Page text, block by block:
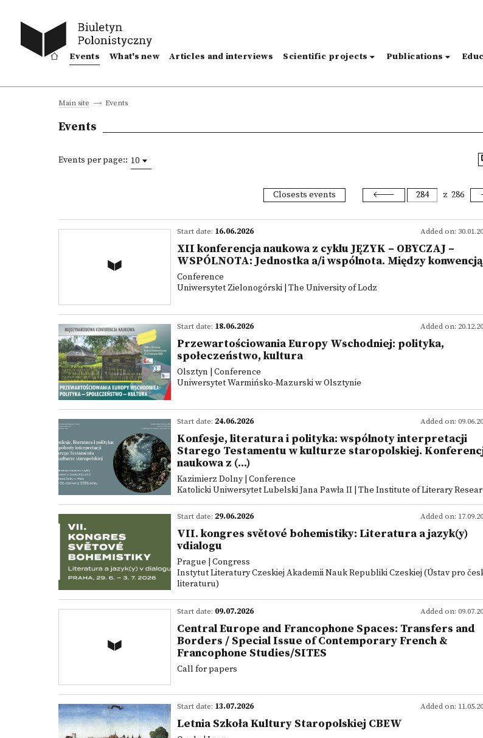
Events What's new Articles and interviews Scientific projects Publications
Main site Events
Events
Events per page:: 10
Closests events z 286
Added on:
Start date: 16.06.2026
XII konferencja naukowa z cyklu JĘZYK – OBYCZAJ –
WSPÓLNOTA: Jednostka a/i wspólnota. Między konwencją
Conference
Uniwersytet Zielonogórski | The University of Lodz
Added on:
Start date: 18.06.2026
Przewartościowania Europy Wschodniej: polityka,
społeczeństwo, kultura
Olsztyn | Conference
Uniwersytet Warmińsko-Mazurski w Olsztynie
Added on:
Start date: 24.06.2026
Konfesje, literatura i polityka: wspólnoty interpretacji
Starego Testamentu w kulturze staropolskiej.
naukowa z (...)
Kazimierz Dolny | Conference
Katolicki Uniwersytet Lubelski Jana Pawła II | The Institute of Literary
Added on:
Start date: 29.06.2026
VII. kongres světové bohemistiky: Literatura a jazyk(y)
vdialogu
Prague | Congress
Instytut Literatury Czeskiej Akademii Nauk Republiki Czeskiej (Ústav pro
literaturu)
Added on:
Start date: 09.07.2026
Central Europe and Francophone Spaces: Transfers and
Borders / Special Issue of Contemporary French &
Francophone Studies/SITES
Call for papers
Added on:
Start date: 13.07.2026
Letnia Szkoła Kultury Staropolskiej CBEW